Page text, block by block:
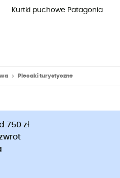
Kurtki puchowe Patagonia
Plecaki turystyczne
750 zł